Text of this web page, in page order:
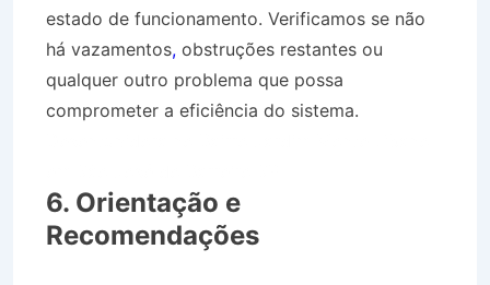
estado de funcionamento. Verificamos se não
há vazamentos, obstruções restantes ou
qualquer outro problema que possa
comprometer a eficiência do sistema.
6. Orientação e
Recomendações